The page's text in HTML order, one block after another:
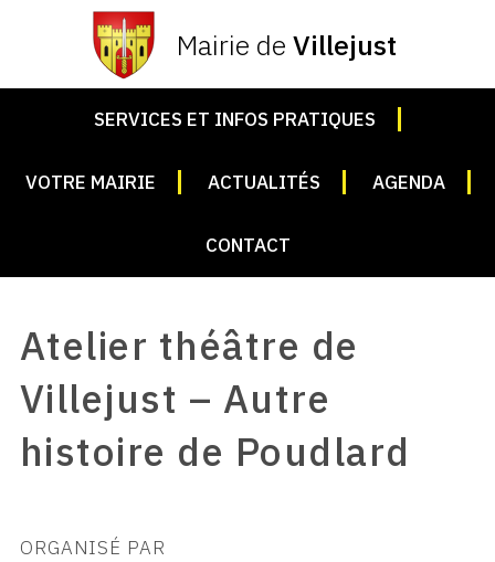
Mairie de Villejust
SERVICES ET INFOS PRATIQUES
VOTRE MAIRIE ACTUALITÉS AGENDA
CONTACT
Atelier théâtre de
Villejust – Autre
histoire de Poudlard
ORGANISÉ PAR